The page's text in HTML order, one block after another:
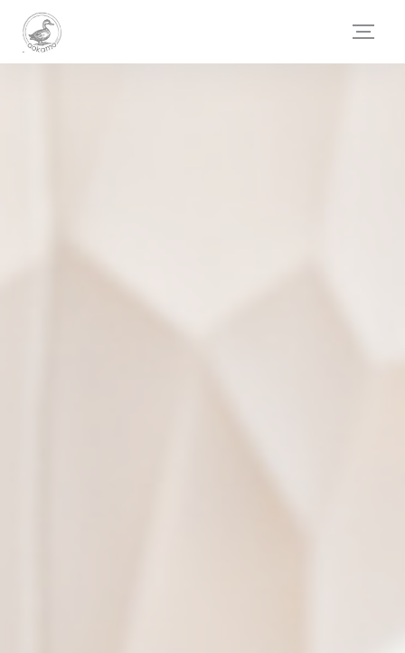
Cookies beheer paneel